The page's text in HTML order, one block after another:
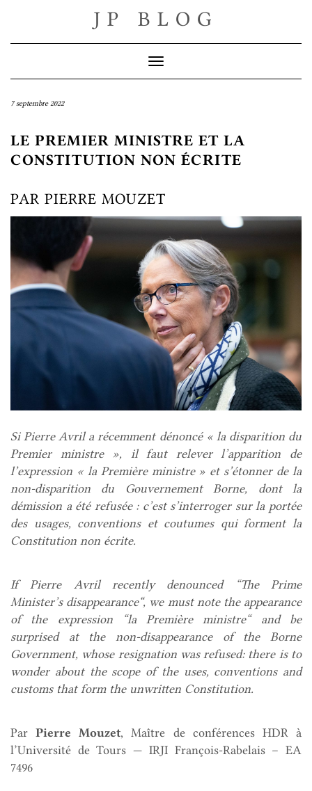
JP BLOG
Toggle Navigation
7 septembre 2022
LE PREMIER MINISTRE ET LA
CONSTITUTION NON ÉCRITE
PAR PIERRE MOUZET
Si Pierre Avril a récemment dénoncé « la disparition du
Premier ministre », il faut relever l’apparition de
l’expression « la Première ministre » et s’étonner de la
non-disparition du Gouvernement Borne, dont la
démission a été refusée : c’est s’interroger sur la portée
des usages, conventions et coutumes qui forment la
Constitution non écrite.
If Pierre Avril recently denounced “The Prime
Minister’s disappearance“, we must note the appearance
of the expression “la Première ministre“ and be
surprised at the non-disappearance of the Borne
Government, whose resignation was refused: there is to
wonder about the scope of the uses, conventions and
customs that form the unwritten Constitution.
ParPierre Mouzet, Maître de conférences HDR à
l’Université de Tours — IRJI François-Rabelais – EA
7496